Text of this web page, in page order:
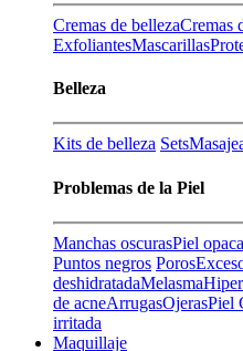
Cremas de bellezaCremas
ExfoliantesMascarillas
Belleza
Kits de belleza Sets
Problemas de la Piel
Manchas oscurasPiel opaca
Puntos negros Poros
deshidratadaMelasma
de acneArrugasOjerasPiel
irritada
Maquillaje